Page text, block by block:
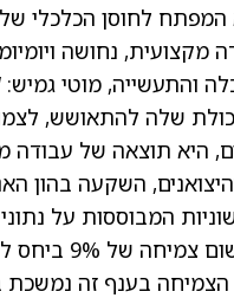
לחוסן הכלכלי
מקצועית, נחושה
שלה להתאושש,
היא תוצאה של עבודה
השקעה בהון
המבוססות על
בשנת 2024. הצמיחה